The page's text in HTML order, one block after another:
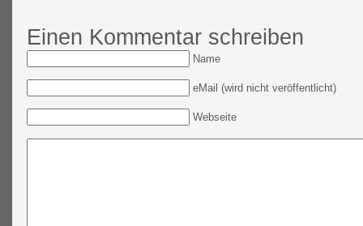
Einen Kommentar schreiben
Name
eMail (wird nicht veröffentlicht)
Webseite